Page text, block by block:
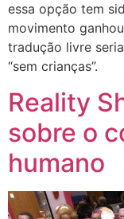
essa opção tem
movimento
tradução livre
“sem crianças”.
Reality
sobre o
humano